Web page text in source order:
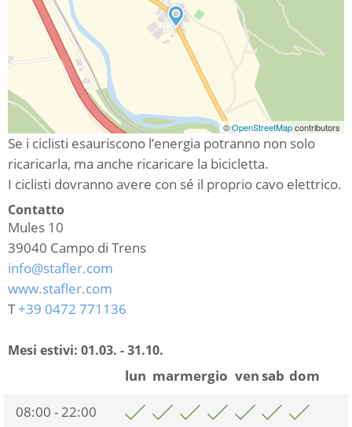
©OpenStreetMapcontributors
Se i ciclisti esauriscono l’energia potranno non solo
ricaricarla, ma anche ricaricare la bicicletta.
I ciclisti dovranno avere con sé il proprio cavo elettrico.
Contatto
Mules 10
39040 Campo di Trens
info@stafler.com
www.stafler.com
T+39 0472 771136
Mesi estivi: 01.03. - 31.10.
lun marmergio vensab dom
08:00 - 22:00